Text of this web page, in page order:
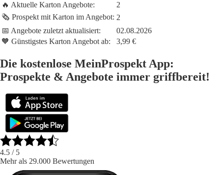
🔥 Aktuelle Karton Angebote:
2
🗞️ Prospekt mit Karton im Angebot: 2
📅 Angebote zuletzt aktualisiert:
02.08.2026
🧡 Günstigstes Karton Angebot ab:
3,99 €
Die kostenlose MeinProspekt App:
Prospekte & Angebote immer griffbereit!
4.5 / 5
Mehr als 29.000 Bewertungen